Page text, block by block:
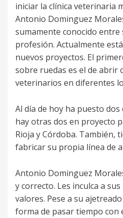
iniciar la clínica veterinaria
Antonio Dominguez
sumamente conocido entre
profesión. Actualmente
nuevos proyectos. El
sobre ruedas es el de abrir
veterinarios en diferentes
Al día de hoy ha puesto
hay otras dos en proyecto
Rioja y Córdoba. También,
fabricar su propia línea de
Antonio Dominguez
y correcto. Les inculca a
valores. Pese a su
forma de pasar tiempo con